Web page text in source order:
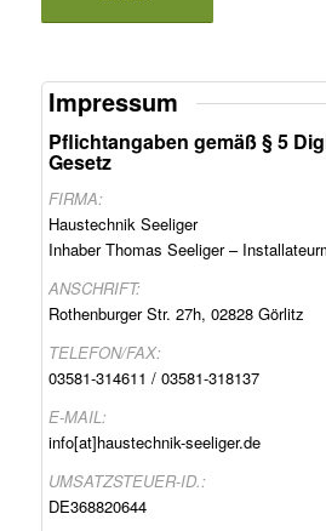
Impressum
Pflichtangaben gemäß § 5
Gesetz
FIRMA:
Haustechnik Seeliger
Inhaber Thomas Seeliger –
ANSCHRIFT:
Rothenburger Str. 27h, 02828 Görlitz
TELEFON/FAX:
03581-314611 / 03581-318137
E-MAIL:
info[at]haustechnik-seeliger.de
UMSATZSTEUER-ID.:
DE368820644